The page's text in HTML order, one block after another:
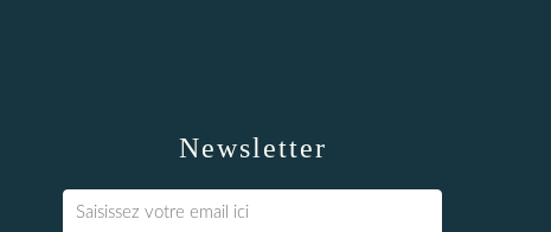
Newsletter